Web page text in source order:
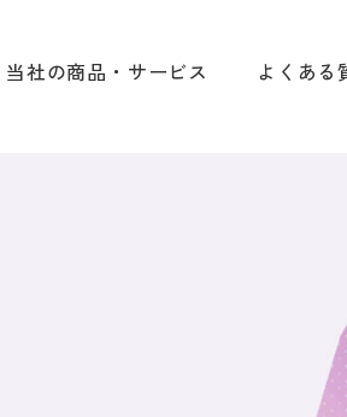
当社の商品・サービス よくある